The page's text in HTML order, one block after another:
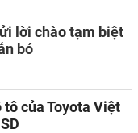
lời chào tạm biệt
bó
của Toyota Việt